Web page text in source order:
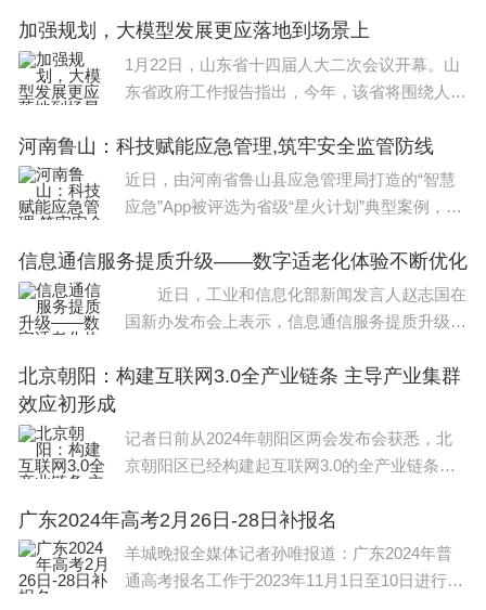
极其夸张，感觉国内学生都觉醒了。就是冲着就业去
的，回国也好，留在英国也罢，都可以接受。
其实LBS的录取标准不低，整体申请量经过猛增后，
录取比降低到11%左右，部分专业更低，尤其是那些
要工作经历的专业。而且基本要gmat等成绩，平均g
mat分数都在710左右。基本每个专业都有面试，学
校不只看重你学术背景，还看重你相关工作经历和实
习经历等等。学校要的不是那种单纯搞学术的，而是
懂就业的或者说本身能为别人创造就业的那种人。
说实话，作为全英顶级商学院，LBS在国内学生心目
中的地位其实并没那么高。懂行的人会很懂lbs的含
金量，不懂的学生，觉得这个学校都没参与排名，是
什么乱入学校。所以，不少学生和家长对这个学校是
有信息差的。只不过被就业行情所迫，才渐渐把这个
学校的好处给念叨起来了。毕竟据Universityliving的
数据，LBS就业率在毕业后三个月内高达97%。还剩
统计，2023年北京市草莓种植面积达1.3
加强规划，大模型发展更应落地到场景上
1月22日，山东省十四届人大二次会议开幕。山
东省政府工作报告指出，今年，该省将围绕人工
器人、深海空天等领域，实施20项左右前沿技术
攻关，推动15个省级
河南鲁山：科技赋能应急管理,筑牢安全监管防线
近日，由河南省鲁山县应急管理局打造的“智慧
应急”App被评选为省级“星火计划”典型案例，受
山县应急管理局通过实施“红
信息通信服务提质升级——数字适老化体验不断优化
近日，工业和信息化部新闻发言人赵志国在
国新办发布会上表示，信息通信服务提质升级，
体验不断优化，2577家网站和APP完成适老化
北京朝阳：构建互联网3.0全产业链条 主导产业集群
效应初形成
记者日前从2024年朝阳区两会发布会获悉，北
京朝阳区已经构建起互联网3.0的全产业链条，
院、北工大等高校院所合作，提升原始创新策源
能力和协同创新能力
广东2024年高考2月26日-28日补报名
羊城晚报全媒体记者孙唯报道：广东2024年普
通高考报名工作于2023年11月1日至10日进行，